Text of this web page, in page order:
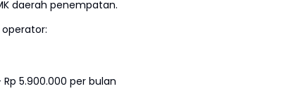
daerah penempatan.
Rp 5.900.000 per bulan